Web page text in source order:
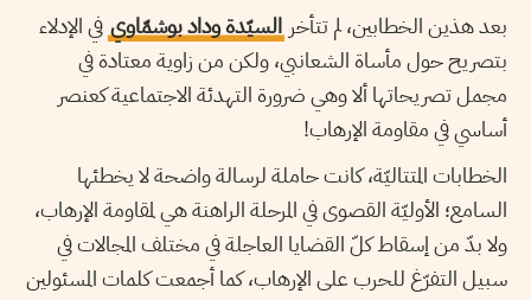
بعد هذين الخطابين، لم تتأخر السيّدة وداد بوشمّاوي في الإدلاء
بتصريح حول مأساة الشعانبي، ولكن من زاوية معتادة في
مجمل تصريحاتها ألا وهي ضرورة التهدئة الاجتماعية كعنصر
أساسي في مقاومة الإرهاب!
الخطابات المتتاليّة، كانت حاملة لرسالة واضحة لا يخطئها
السامع؛ الأوليّة القصوى في المرحلة الراهنة هي لمقاومة الإرهاب،
ولا بدّ من إسقاط كلّ القضايا العاجلة في مختلف المجالات في
سبيل التفرّغ للحرب على الإرهاب، كما أجمعت كلمات المسئولين